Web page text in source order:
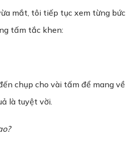
mắt, tôi tiếp tục xem từng bức
tấm tắc khen:
chụp cho vài tấm để mang về
là tuyệt vời.